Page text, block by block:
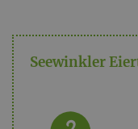
Seewinkler